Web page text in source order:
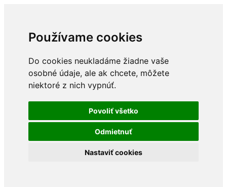
Používame cookies
Do cookies neukladáme žiadne vaše
osobné údaje, ale ak chcete, môžete
niektoré z nich vypnúť.
Povoliť všetko
Odmietnuť
Nastaviť cookies